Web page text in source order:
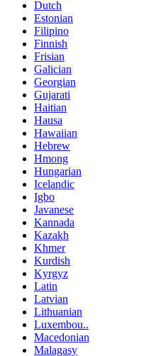
Dutch
Estonian
Filipino
Finnish
Frisian
Galician
Georgian
Gujarati
Haitian
Hausa
Hawaiian
Hebrew
Hmong
Hungarian
Icelandic
Igbo
Javanese
Kannada
Kazakh
Khmer
Kurdish
Kyrgyz
Latin
Latvian
Lithuanian
Luxembou..
Macedonian
Malagasy